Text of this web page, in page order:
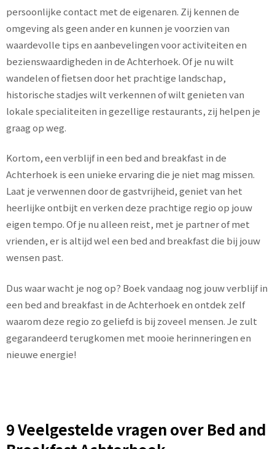
persoonlijke contact met de eigenaren. Zij kennen de
omgeving als geen ander en kunnen je voorzien van
waardevolle tips en aanbevelingen voor activiteiten en
bezienswaardigheden in de Achterhoek. Of je nu wilt
wandelen of fietsen door het prachtige landschap,
historische stadjes wilt verkennen of wilt genieten van
lokale specialiteiten in gezellige restaurants, zij helpen je
graag op weg.
Kortom, een verblijf in een bed and breakfast in de
Achterhoek is een unieke ervaring die je niet mag missen.
Laat je verwennen door de gastvrijheid, geniet van het
heerlijke ontbijt en verken deze prachtige regio op jouw
eigen tempo. Of je nu alleen reist, met je partner of met
vrienden, er is altijd wel een bed and breakfast die bij jouw
wensen past.
Dus waar wacht je nog op? Boek vandaag nog jouw verblijf in
een bed and breakfast in de Achterhoek en ontdek zelf
waarom deze regio zo geliefd is bij zoveel mensen. Je zult
gegarandeerd terugkomen met mooie herinneringen en
nieuwe energie!
9 Veelgestelde vragen over Bed and